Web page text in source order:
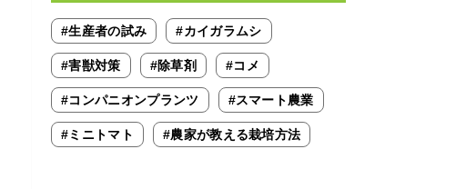
#生産者の試み #カイガラムシ
#害獣対策 #除草剤 #コメ
#コンパニオンプランツ #スマート農業
#ミニトマト #農家が教える栽培方法